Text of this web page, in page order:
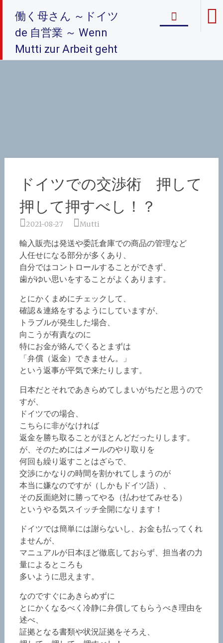
働く母さん ～ドイツ
de 自営業 ～ Wenn
Mutti zur Arbeit geht
ドイツでの交渉術 押して
押して押すべし！？
2021-08-27 Mutti
輸入販売は発送や委託倉庫での商品の管理など
人任せになる部分が多くあり、
自分ではコントロールすることができず、
歯がゆい思いをすることがよくあります。
とにかくまめにチェックして、
確認＆連絡をするようにしていますが、
トラブルが発生した場合、
向こうが有責なのに
特にお金が絡んでくるとまずは
「弁償（返金）できません。」
という返事が平気で来たりします。
日本だとそれであきらめてしまいがちだと思うので
すが、
ドイツでの場合、
こちらに非がなければ
返金を勝ち取ることがほとんどだったりします。
が、そのためにはメールのやり取りを
何回も繰り返すことはざらで、
交渉にかなりの時間を割かれてしまうのが
本当に嫌なのですが（しかもドイツ語）、
その反面絶対に勝ってやる（払わせてみせる）
というやる気スイッチ全開になります！
ドイツでは簡単には謝らないし、お金も払ってくれ
ませんが、
マニュアルが日本ほど徹底しておらず、担当者の力
量によるところも
多いように思えます。
なのですぐにあきらめずに
とにかくなるべく冷静に弁償してもらうべき理由を
述べ、
証拠となる書類や状況証拠をそろえ、